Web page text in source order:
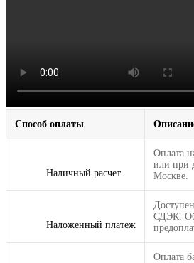
Способ оплаты
Наличный расчет
Оплата
или при
Москве.
Наложенный платеж
СДЭК.
Оплата